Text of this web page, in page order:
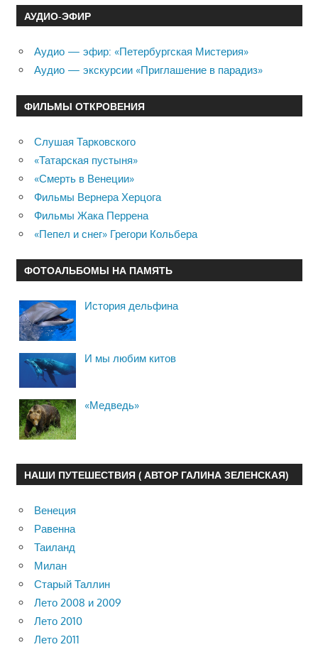
АУДИО-ЭФИР
Аудио — эфир: «Петербургская Мистерия»
Аудио — экскурсии «Приглашение в парадиз»
ФИЛЬМЫ ОТКРОВЕНИЯ
Слушая Тарковского
«Татарская пустыня»
«Смерть в Венеции»
Фильмы Вернера Херцога
Фильмы Жака Перрена
«Пепел и снег» Грегори Кольбера
ФОТОАЛЬБОМЫ НА ПАМЯТЬ
История дельфина
И мы любим китов
«Медведь»
НАШИ ПУТЕШЕСТВИЯ ( АВТОР ГАЛИНА ЗЕЛЕНСКАЯ)
Венеция
Равенна
Таиланд
Милан
Старый Таллин
Лето 2008 и 2009
Лето 2010
Лето 2011